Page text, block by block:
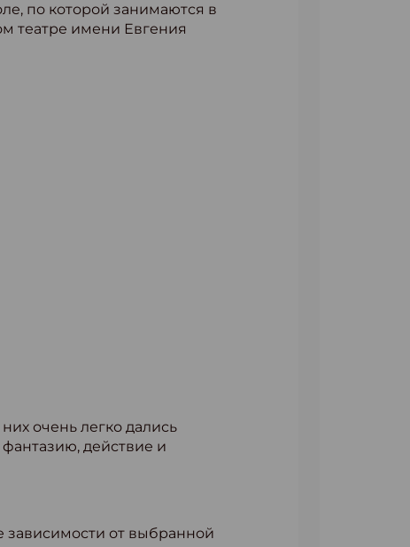
по которой занимаются в
театре имени Евгения
очень легко дались
действие и
зависимости от выбранной